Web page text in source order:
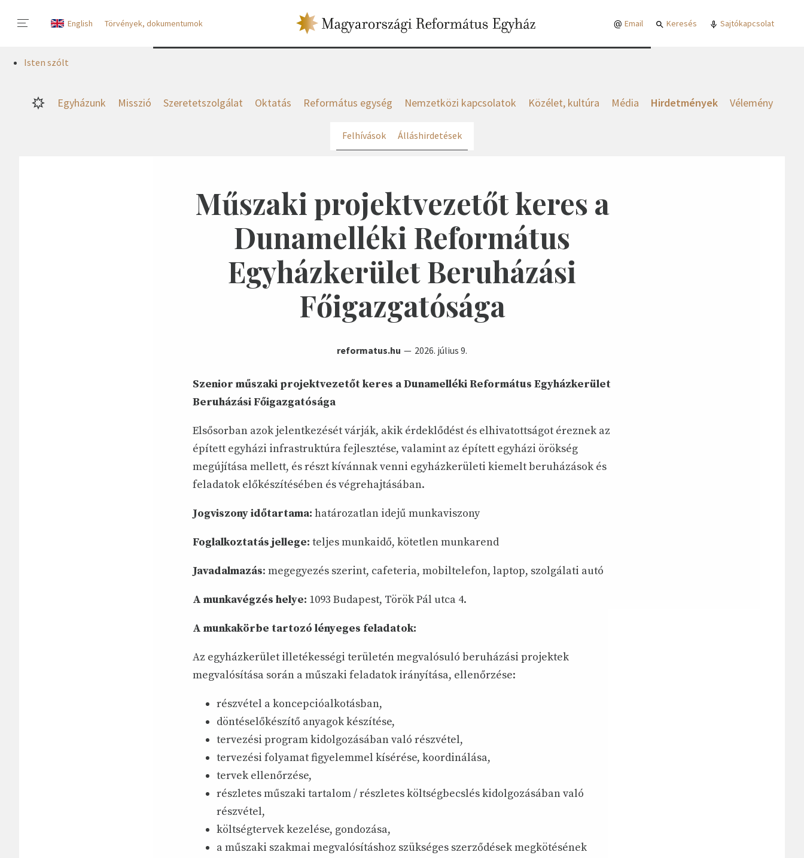
English Törvények, dokumentumok Email Keresés Sajtókapcsolat
Isten szólt
Egyházunk Misszió Szeretetszolgálat Oktatás Református egység Nemzetközi kapcsolatok Közélet, kultúra Média Hirdetmények Vélemény
Felhívások Álláshirdetések
Műszaki projektvezetőt keres a
Dunamelléki Református
Egyházkerület Beruházási
Főigazgatósága
reformatus.hu 2026. július 9.
Szenior műszaki projektvezetőt keres a Dunamelléki Református Egyházkerület
Beruházási Főigazgatósága
Elsősorban azok jelentkezését várják, akik érdeklődést és elhivatottságot éreznek az
épített egyházi infrastruktúra fejlesztése, valamint az épített egyházi örökség
megújítása mellett, és részt kívánnak venni egyházkerületi kiemelt beruházások és
feladatok előkészítésében és végrehajtásában.
Jogviszony időtartama: határozatlan idejű munkaviszony
Foglalkoztatás jellege: teljes munkaidő, kötetlen munkarend
Javadalmazás: megegyezés szerint, cafeteria, mobiltelefon, laptop, szolgálati autó
A munkavégzés helye: 1093 Budapest, Török Pál utca 4.
A munkakörbe tartozó lényeges feladatok:
Az egyházkerület illetékességi területén megvalósuló beruházási projektek
megvalósítása során a műszaki feladatok irányítása, ellenőrzése:
részvétel a koncepcióalkotásban,
döntéselőkészítő anyagok készítése,
tervezési program kidolgozásában való részvétel,
tervezési folyamat figyelemmel kísérése, koordinálása,
tervek ellenőrzése,
részletes műszaki tartalom / részletes költségbecslés kidolgozásában való
részvétel,
költségtervek kezelése, gondozása,
a műszaki szakmai megvalósításhoz szükséges szerződések megkötésének